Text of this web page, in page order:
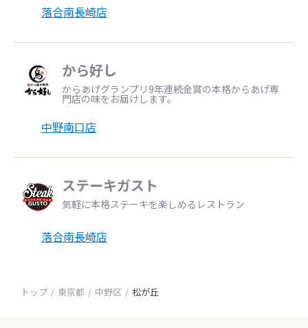
落合南長崎店
から好し
からあげグランプリ9年連続金賞の本格からあげ専
門店の味をお届けします。
中野南口店
ステーキガスト
気軽に本格ステーキを楽しめるレストラン
落合南長崎店
トップ 東京都 中野区 松が丘